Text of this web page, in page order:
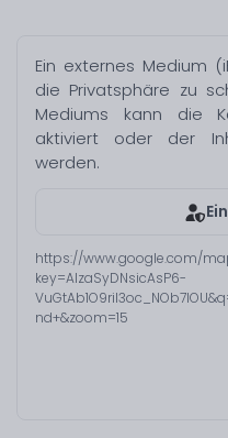
Ein externes Medium
die Privatsphäre zu
Mediums kann die
aktiviert oder der
werden.
https://www.google.com/
key=AIzaSyDNsicAsP6-
nd+&zoom=15